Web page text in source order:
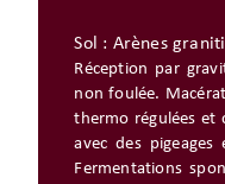
Sol : Arènes
Réception par
non foulée.
thermo régulées et
avec des
Fermentations